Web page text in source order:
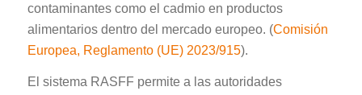
contaminantes como el cadmio en productos
alimentarios dentro del mercado europeo. (Comisión
Europea, Reglamento (UE) 2023/915).
El sistema RASFF permite a las autoridades